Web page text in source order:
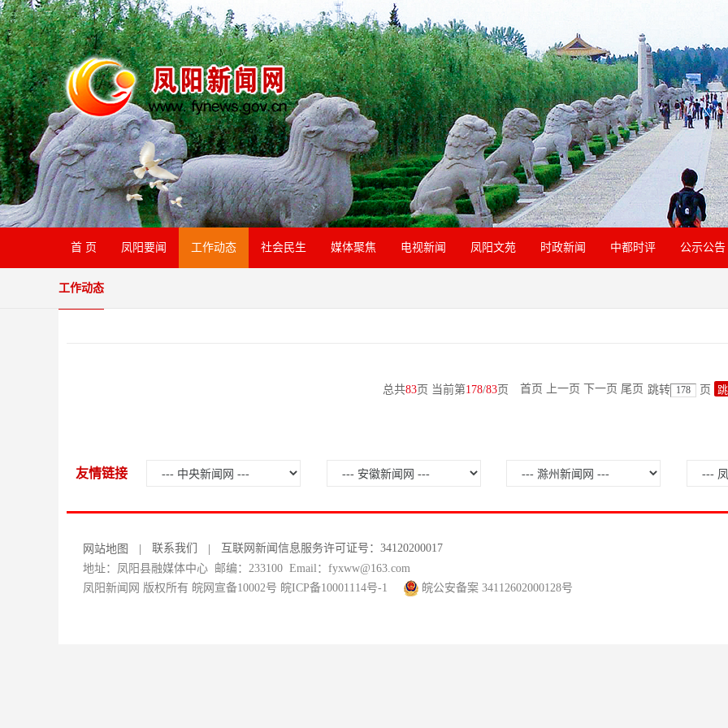
首 页 凤阳要闻 工作动态 社会民生 媒体聚焦 电视新闻 凤阳文苑 时政新闻 中都时评 公示公告
工作动态
总共83页 当前第178/83页 首页 上一页 下一页 尾页 跳转 页
友情链接
网站地图 | 联系我们 |
互联网新闻信息服务许可证号：34120200017
地址：凤阳县融媒体中心 邮编：233100 Email：fyxww@163.com
凤阳新闻网 版权所有 皖网宣备10002号 皖ICP备10001114号-1 皖公安备案 34112602000128号